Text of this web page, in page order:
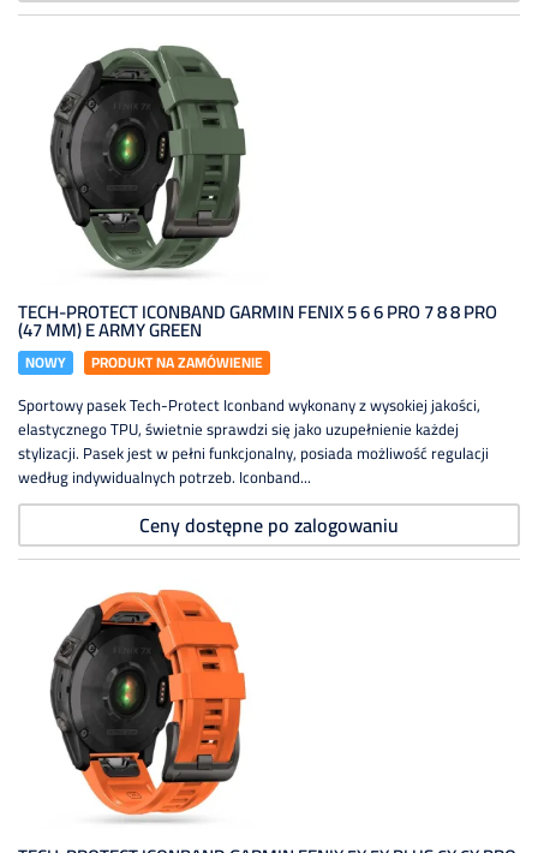
TECH-PROTECT ICONBAND GARMIN FENIX 5 6 6 PRO 7 8 8 PRO
(47 MM) E ARMY GREEN
NOWY PRODUKT NA ZAMÓWIENIE
Sportowy pasek Tech-Protect Iconband wykonany z wysokiej jakości,
elastycznego TPU, świetnie sprawdzi się jako uzupełnienie każdej
stylizacji. Pasek jest w pełni funkcjonalny, posiada możliwość regulacji
według indywidualnych potrzeb. Iconband...
Ceny dostępne po zalogowaniu